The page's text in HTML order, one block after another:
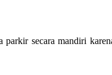
parkir secara mandiri